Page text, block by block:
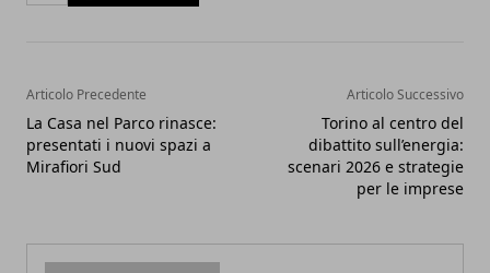
Articolo Precedente
La Casa nel Parco rinasce:
presentati i nuovi spazi a
Mirafiori Sud
Articolo Successivo
Torino al centro del
dibattito sull’energia:
scenari 2026 e strategie
per le imprese